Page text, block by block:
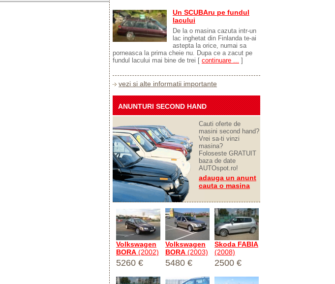
Un SCUBAru pe fundul
lacului
De la o masina cazuta intr-un
lac inghetat din Finlanda te-ai
astepta la orice, numai sa
porneasca la prima cheie nu. Dupa ce a zacut pe
fundul lacului mai bine de trei [ continuare ... ]
vezi si alte informatii importante
ANUNTURI SECOND HAND
Cauti oferte de
masini second hand?
Vrei sa-ti vinzi
masina?
Foloseste GRATUIT
baza de date
AUTOspot.ro!
adauga un anunt
cauta o masina
Volkswagen
BORA (2002)
5260 €
Volkswagen
BORA (2003)
5480 €
Skoda FABIA
(2008)
2500 €